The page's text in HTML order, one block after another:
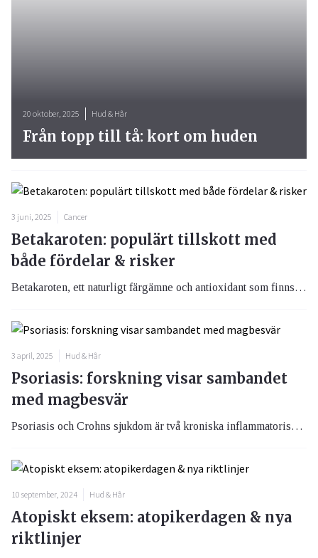
20 oktober, 2025 Hud & Hår
Från topp till tå: kort om huden
3 juni, 2025 Cancer
Betakaroten: populärt tillskott med
både fördelar & risker
Betakaroten, ett naturligt färgämne och antioxidant som finns i bland annat morötter, sötpotatis och grönkål, har blivit ett av de mest eftertraktade kosttillskotten i Sverige – särskilt bland unga inför sommaren. Tillskottet marknadsförs ofta som ett sätt att få en jämnare och mer gyllene solbränna samt som skydd mot solens skadliga UV-strålning. Men bakom trenden döljer sig risker, och experter varnar för missuppfattningar kring dess effekter.
3 april, 2025 Hud & Hår
Psoriasis: forskning visar sambandet
med magbesvär
Psoriasis och Crohns sjukdom är två kroniska inflammatoriska tillstånd som länge har betraktats som separata sjukdomar. Ny forskning visar dock att det kan finnas ett starkare samband mellan dessa tillstånd än man tidigare trott.
10 september, 2024 Hud & Hår
Atopiskt eksem: atopikerdagen & nya
riktlinjer